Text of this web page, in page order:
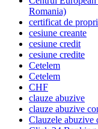
Romania)
certificat de
cesiune creante
cesiune credit
cesiune credite
Cetelem
Cetelem
CHF
clauze abuzive
clauze abuzive
Clauzele abuzive